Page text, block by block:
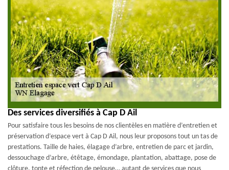
Des services diversifiés à Cap D Ail
Pour satisfaire tous les besoins de nos clientèles en matière d’entretien et
préservation d’espace vert à Cap D Ail, nous leur proposons tout un tas de
prestations. Taille de haies, élagage d’arbre, entretien de parc et jardin,
dessouchage d’arbre, étêtage, émondage, plantation, abattage, pose de